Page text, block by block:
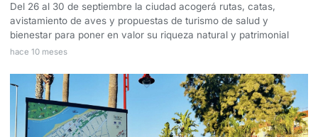
Del 26 al 30 de septiembre la ciudad acogerá rutas, catas,
avistamiento de aves y propuestas de turismo de salud y
bienestar para poner en valor su riqueza natural y patrimonial
hace 10 meses